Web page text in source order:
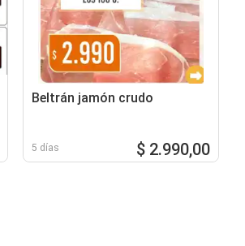
Beltrán jamón crudo
5 días $ 2.990,00